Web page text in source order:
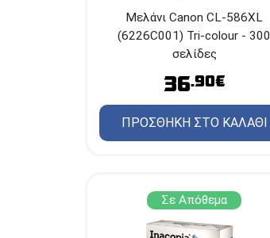
Μελάνι Canon CL-586XL
(6226C001) Tri-colour - 300
σελίδες
36.90€
ΠΡΟΣΘΗΚΗ ΣΤΟ ΚΑΛΑΘΙ
Σε Απόθεμα